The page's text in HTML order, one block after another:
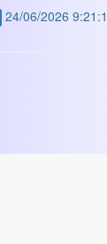
24/06/2026